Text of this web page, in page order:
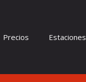
Precios Estaciones